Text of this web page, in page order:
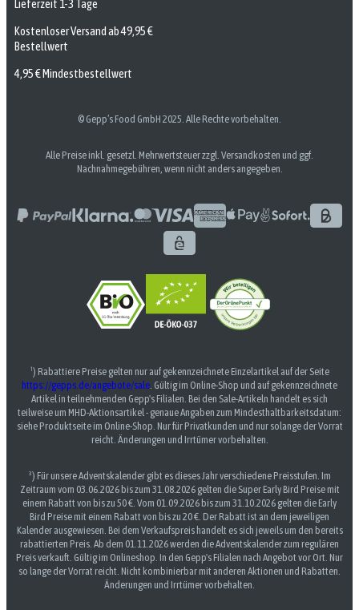
Lieferzeit 1-3 Tage
Kostenloser Versand ab 49,95 €
Bestellwert
4,95 € Mindestbestellwert
© Gepp’s Food GmbH 2025. Alle Rechte vorbehalten.
Alle Preise inkl. gesetzl. Mehrwertsteuer zzgl. Versandkosten und ggf.
Nachnahmegebühren, wenn nicht anders angegeben.
¹) Rabattiere Preise gelten nur auf gekennzeichnete Einzelartikel auf der Seite
https://gepps.de/angebote/sale. Gültig im Online-Shop und auf gekennzeichnete
Artikel in teilnehmenden Gepp's Filialen. Bei den Sale-Artikeln handelt es sich
teilweise um MHD-Aktionsartikel - genaue Angaben zum Mindesthaltbarkeitsdatum:
siehe Produktseite im Online-Shop. Nur für Privatkunden und nur solange der Vorrat
reicht. Änderungen und Irrtümer vorbehalten.
³) Für unsere Adventskalender gibt es dieses Jahr verschiedene Preisstufen. Im
Zeitraum vom 03.06.2026 bis zum 31.08.2026 gelten die Super Early Bird Preise mit
einem Rabatt von bis zu 50 €. Vom 01.09.2026 bis zum 31.10.2026 gelten die Early
Bird Preise mit einem Rabatt von bis zu 20 €. Der Rabatt ist an dem jeweiligen
Kalender ausgewiesen. Bei dem Verkaufspreis handelt es sich jeweils um den bereits
rabattierten Preis. Ab dem 01.11.2026 werden die Adventskalender zum regulären
Preis verkauft. Gültig im Onlineshop. In den Gepp's Filialen nach Angebot vor Ort. Nur
so lange der Vorrat reicht. Nicht kombinierbar mit anderen Aktionen und Rabatten.
Änderungen und Irrtümer vorbehalten.